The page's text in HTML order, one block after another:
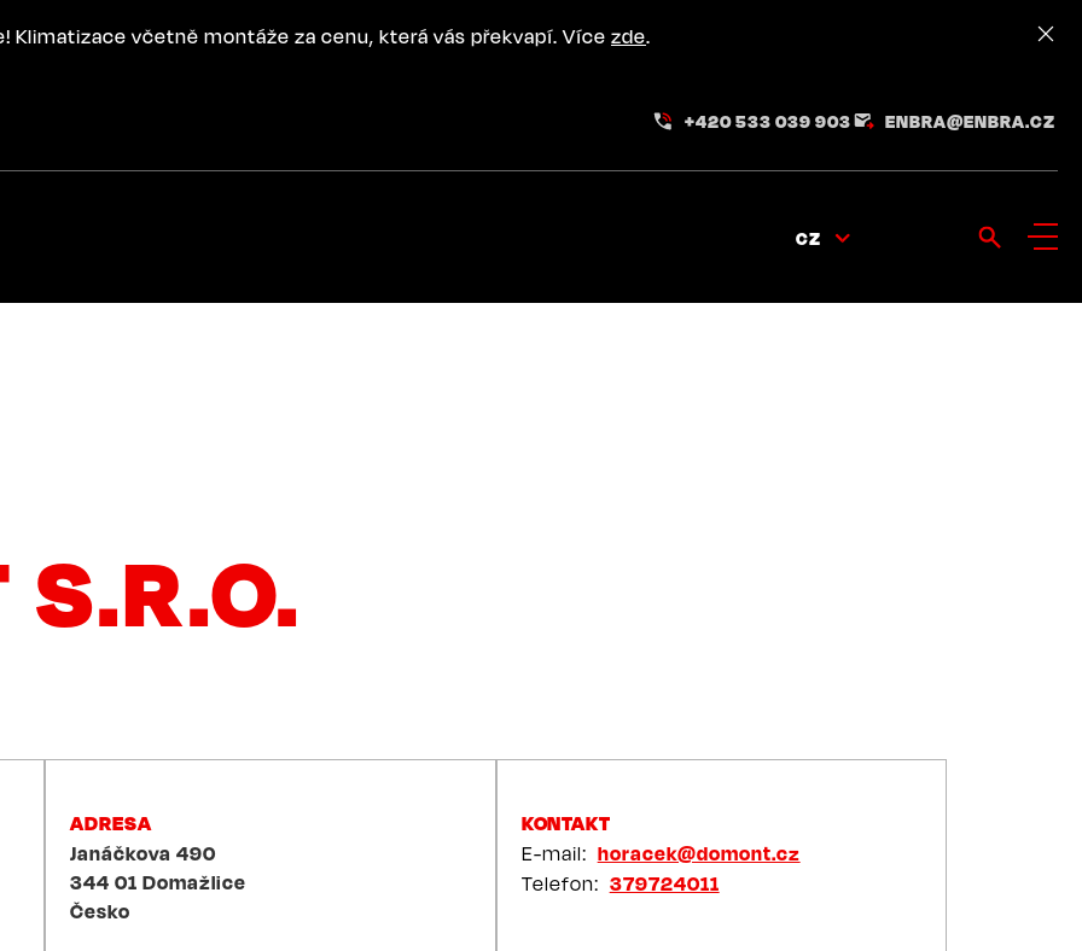
Klimatizace včetně montáže za cenu, která vás překvapí. Více zde.
+420 533 039 903 ENBRA@ENBRA.CZ
CZ
ADRESA
Janáčkova 490
344 01 Domažlice
Česko
KONTAKT
E-mail
horacek@domont.cz
Telefon
379724011